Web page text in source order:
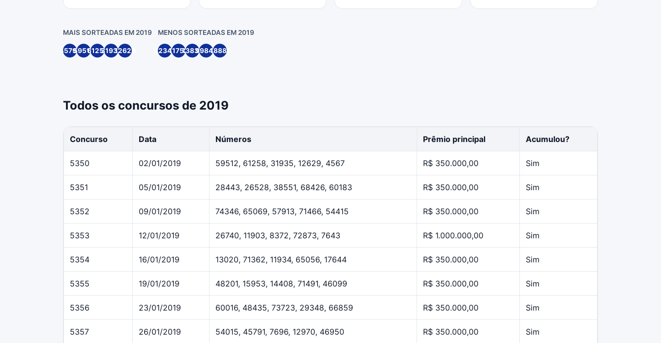
MAIS SORTEADAS EM 2019
4579159512612583193512629
MENOS SORTEADAS EM 2019
2234911752138369984618881
Todos os concursos de 2019
Concurso Data Números Prêmio principal Acumulou?
5350 02/01/2019 59512, 61258, 31935, 12629, 4567 R$ 350.000,00 Sim
5351 05/01/2019 28443, 26528, 38551, 68426, 60183 R$ 350.000,00 Sim
5352 09/01/2019 74346, 65069, 57913, 71466, 54415 R$ 350.000,00 Sim
5353 12/01/2019 26740, 11903, 8372, 72873, 7643 R$ 1.000.000,00 Sim
5354 16/01/2019 13020, 71362, 11934, 65056, 17644 R$ 350.000,00 Sim
5355 19/01/2019 48201, 15953, 14408, 71491, 46099 R$ 350.000,00 Sim
5356 23/01/2019 60016, 48435, 73723, 29348, 66859 R$ 350.000,00 Sim
5357 26/01/2019 54015, 45791, 7696, 12970, 46950 R$ 350.000,00 Sim